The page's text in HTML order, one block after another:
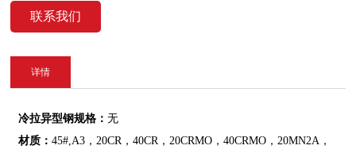
交货时间:
联系我们
详情
冷拉异型钢规格：无
材质：45#,A3，20CR，40CR，20CRMO，40CRMO，20MN2A，